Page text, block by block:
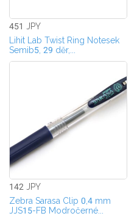
451 JPY
Lihit Lab Twist Ring Notesek
Semib5, 29 děr,...
142 JPY
Zebra Sarasa Clip 0,4 mm
JJS15-FB Modročerné...